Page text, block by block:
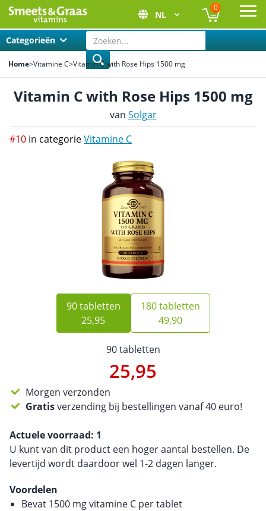
NL
0
Categorieën
Home>Vitamine C>Vitamin C with Rose Hips 1500 mg
Vitamin C with Rose Hips 1500 mg
van Solgar
#10 in categorieVitamine C
90 tabletten
25,95
180 tabletten
49,90
90 tabletten
25,95
Morgen verzonden
Gratisverzending bij bestellingen vanaf 40 euro!
Actuele voorraad: 1
U kunt van dit product een hoger aantal bestellen. De
levertijd wordt daardoor wel 1-2 dagen langer.
Voordelen
Bevat 1500 mg vitamine C per tablet